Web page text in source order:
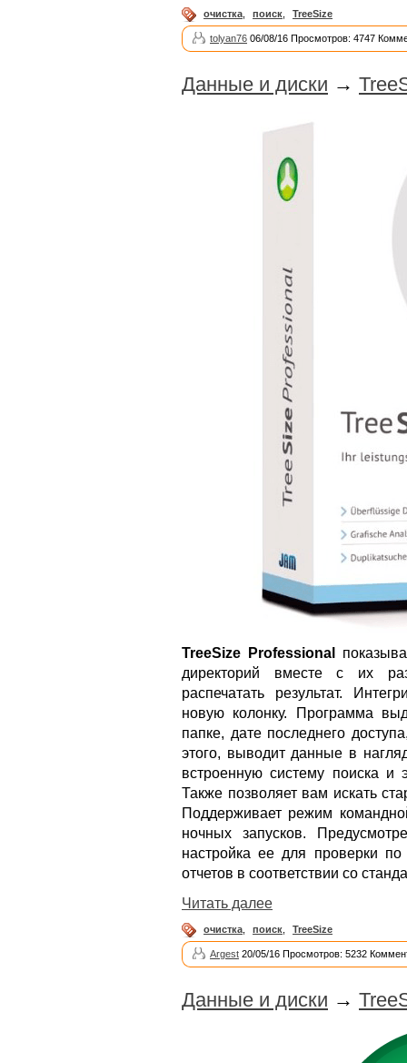
очистка поиск TreeSize
tolyan76 06/08/16 Просмотров: 4747
Данные и диски →
TreeSize Professional
директорий вместе с их
распечатать результат.
новую колонку. Программа
папке, дате последнего
этого, выводит данные в
встроенную систему поиска и
Также позволяет вам искать
Поддерживает режим
ночных запусков.
настройка ее для проверки
отчетов в соответствии со
Читать далее
очистка поиск TreeSize
Argest 20/05/16 Просмотров: 5232
Данные и диски →